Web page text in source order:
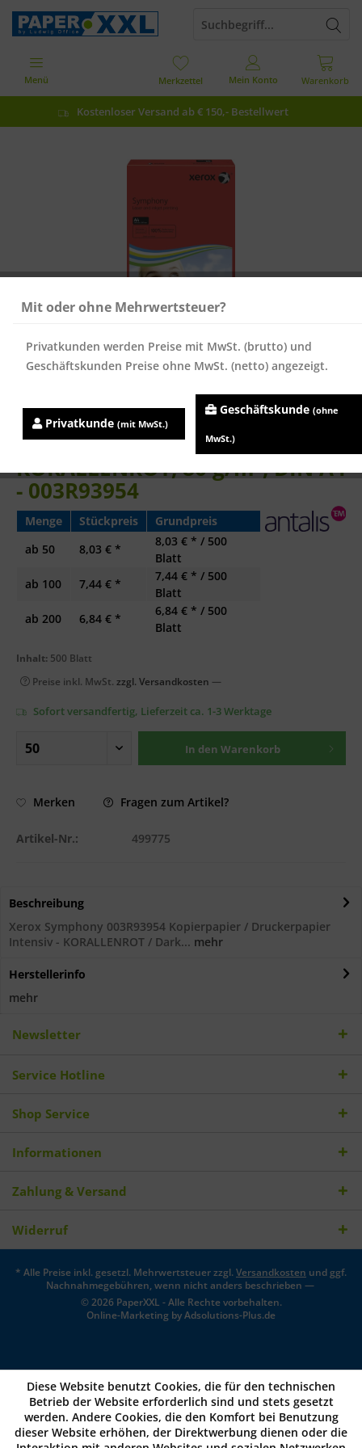
Kostenloser Versand ab € 150,- Bestellwert
Warenkorb
Merkzettel Mein Konto
Menü
XEROX Symphony
KORALLENROT, 80 g/m², DIN A4
- 003R93954
Menge Stückpreis
Grundpreis
ab 50 8,03 € *
8,03 € * / 500
Blatt
ab 100 7,44 € *
7,44 € * / 500
Blatt
ab 200 6,84 € *
6,84 € * / 500
Blatt
Inhalt: 500 Blatt
Preise inkl. MwSt. zzgl. Versandkosten —
Sofort versandfertig, Lieferzeit ca. 1-3 Werktage
In den Warenkorb
Merken Fragen zum Artikel?
Artikel-Nr.: 499775
Beschreibung
Xerox Symphony 003R93954 Kopierpapier / Druckerpapier
Intensiv - KORALLENROT / Dark... mehr
Herstellerinfo
mehr
Newsletter
Service Hotline
Shop Service
Informationen
Zahlung & Versand
Widerruf
* Alle Preise inkl. gesetzl. Mehrwertsteuer zzgl.Versandkosten und ggf.
Nachnahmegebühren, wenn nicht anders beschrieben —
© 2026 PaperXXL - Alle Rechte vorbehalten.
Online-Marketing byAdsolutions-Plus.de
Diese Website benutzt Cookies, die für den technischen
Betrieb der Website erforderlich sind und stets gesetzt
werden. Andere Cookies, die den Komfort bei Benutzung
dieser Website erhöhen, der Direktwerbung dienen oder die
Mit oder ohne Mehrwertsteuer?
Privatkunden werden Preise mit MwSt. (brutto) und
Geschäftskunden Preise ohne MwSt. (netto) angezeigt.
Privatkunde (mit MwSt.)
Geschäftskunde (ohne
MwSt.)